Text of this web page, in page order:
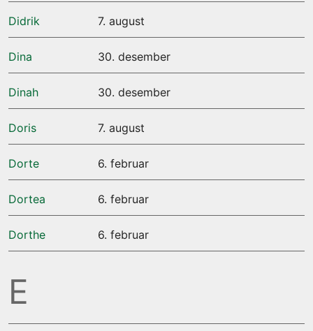
Didrik 7. august
Dina 30. desember
Dinah 30. desember
Doris 7. august
Dorte 6. februar
Dortea 6. februar
Dorthe 6. februar
E